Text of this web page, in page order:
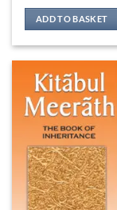
ADD TO BASKET